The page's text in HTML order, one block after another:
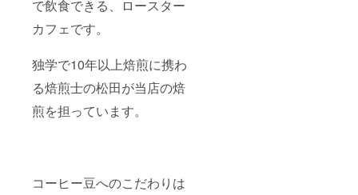
で飲食できる、ロースター
カフェです。
独学で10年以上焙煎に携わ
る焙煎士の松田が当店の焙
煎を担っています。
コーヒー豆へのこだわりは